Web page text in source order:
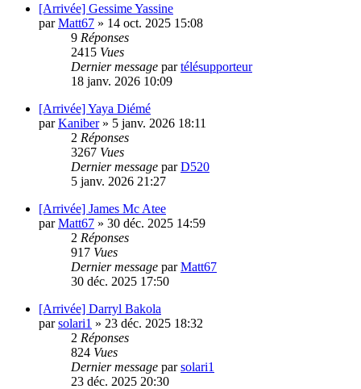
[Arrivée] Gessime Yassine
parMatt67 » 14 oct. 2025 15:08
9 Réponses
2415 Vues
Dernier message partélésupporteur
18 janv. 2026 10:09
[Arrivée] Yaya Diémé
parKaniber» 5 janv. 2026 18:11
2 Réponses
3267 Vues
Dernier message parD520
5 janv. 2026 21:27
[Arrivée] James Mc Atee
parMatt67 » 30 déc. 2025 14:59
2 Réponses
917 Vues
Dernier message parMatt67
30 déc. 2025 17:50
[Arrivée] Darryl Bakola
parsolari1 » 23 déc. 2025 18:32
2 Réponses
824 Vues
Dernier message parsolari1
23 déc. 2025 20:30